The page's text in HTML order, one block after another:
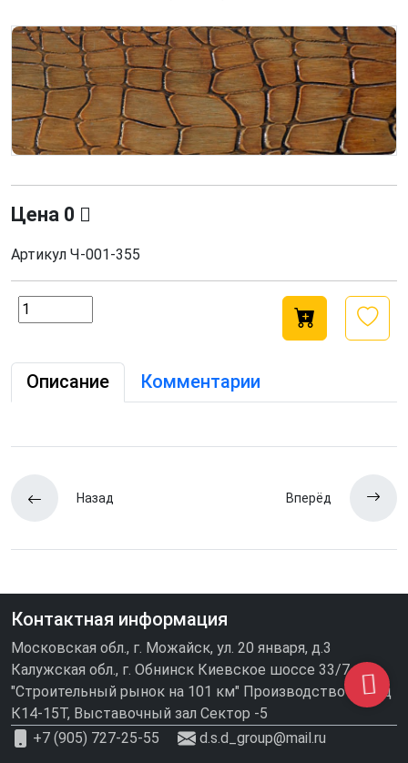
Цена 0
Артикул Ч-001-355
Описание Комментарии
Назад Вперёд
Контактная информация
Московская обл., г. Можайск, ул. 20 января, д.3
Калужская обл., г. Обнинск Киевское шоссе 33/7
"Строительный рынок на 101 км" Производство\склад
К14-15Т, Выставочный зал Сектор -5
+7 (905) 727-25-55
d.s.d_group@mail.ru